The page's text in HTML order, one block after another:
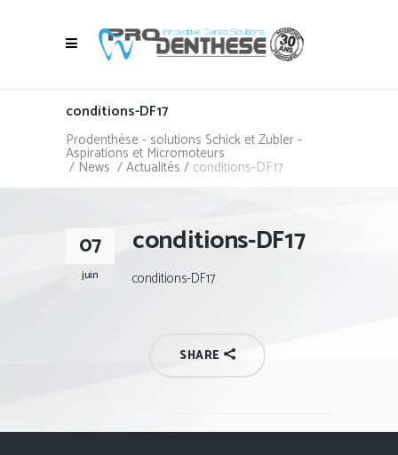
conditions-DF17
Prodenthèse - solutions Schick et Zubler -
Aspirations et Micromoteurs
/ News /Actualités / conditions-DF17
07
juin
conditions-DF17
conditions-DF17
SHARE